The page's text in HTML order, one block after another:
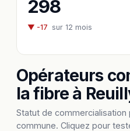
298
▼ -17 sur 12 mois
Opérateurs
la fibre à
Statut de commercialisation
commune. Cliquez pour